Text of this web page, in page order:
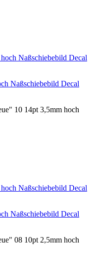
Naßschiebebild Decal
10 14pt 3,5mm hoch
Naßschiebebild Decal
08 10pt 2,5mm hoch